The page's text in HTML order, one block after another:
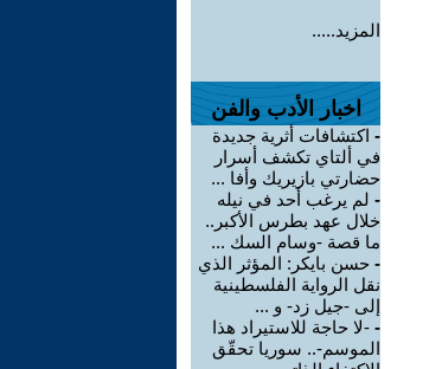
المزيد.....
اخبار الأدب والفن
- اكتشافات أثرية جديدة
في ألتاي تكشف أسرار
حضارتي بازيريك وأفا ...
- لم يرغب أحد في نيله
خلال عهد بطرس الأكبر..
ما قصة -وسام السك ...
- حسن بايكر: المؤثر الذي
نقل الرواية الفلسطينية
إلى -جيل زد- و ...
- -لا حاجة للاستيراد هذا
الموسم-.. سوريا تحقّق